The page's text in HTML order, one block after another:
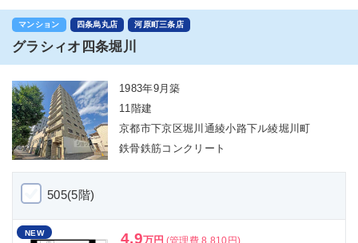
マンション 四条烏丸店 河原町三条店
グラシィオ四条堀川
1983年9月築
11階建
京都市下京区堀川通綾小路下ル綾堀川町
鉄骨鉄筋コンクリート
505(5階)
NEW 4.9万円 (管理費 8,810円)